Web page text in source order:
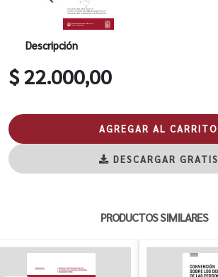
Descripción
$ 22.000,00
AGREGAR AL CARRITO
DESCARGAR GRATIS
PRODUCTOS SIMILARES